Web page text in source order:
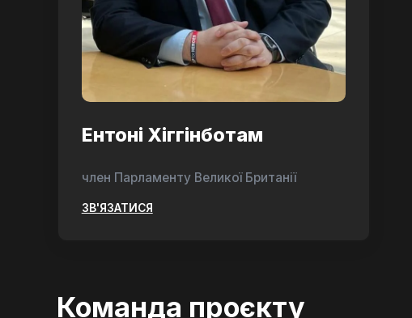
Ентоні Хіггінботам
член Парламенту Великої Британії
ЗВ'ЯЗАТИСЯ
Команда проєкту